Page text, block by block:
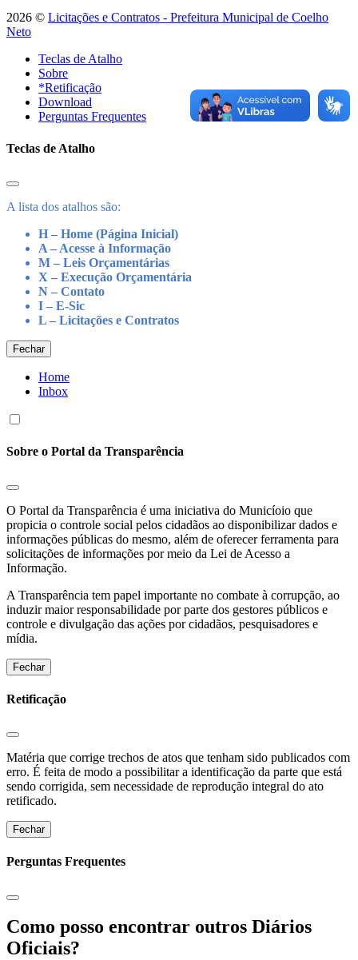
2026 © Licitações e Contratos - Prefeitura Municipal de Coelho
Neto
Teclas de Atalho
Sobre
*Retificação
Download
Perguntas Frequentes
Teclas de Atalho
A lista dos atalhos são:
H – Home (Página Inicial)
A – Acesse à Informação
M – Leis Orçamentárias
X – Execução Orçamentária
N – Contato
I – E-Sic
L – Licitações e Contratos
Fechar
Home
Inbox
Sobre o Portal da Transparência
O Portal da Transparência é uma iniciativa do Municíoio que
propicia o controle social pelos cidadãos ao disponibilizar dados e
informações públicas do mesmo, além de oferecer ferramenta para
solicitações de informações por meio da Lei de Acesso a
Informação.
A Transparência tem papel importante no combate à corrupção, ao
induzir maior responsabilidade por parte dos gestores públicos e
controle e divulgação das ações por cidadãos, pesquisadores e
mídia.
Fechar
Retificação
Matéria que corrige trechos de atos que tenham sido publicados com
erro. É feita de modo a possibilitar a identificação da parte que está
sendo corrigida, sem necessidade de reprodução integral do ato
retificado.
Fechar
Perguntas Frequentes
Como posso encontrar outros Diários
Oficiais?